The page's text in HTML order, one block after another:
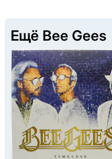
Ещё Bee Gees